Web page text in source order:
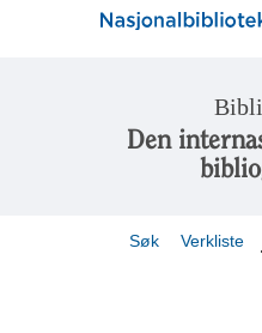
Den
Søk Verkliste